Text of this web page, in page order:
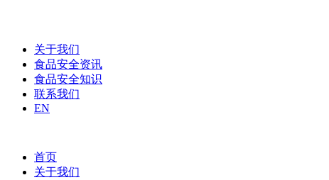
关于我们
食品安全资讯
食品安全知识
联系我们
EN
首页
关于我们